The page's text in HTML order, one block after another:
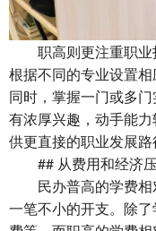
职高则更注重职业
根据不同的专业设置
同时，掌握一门或多
有浓厚兴趣，动手能
供更直接的职业发展路
## 从费用和经济
民办普高的学费相
一笔不小的开支。除